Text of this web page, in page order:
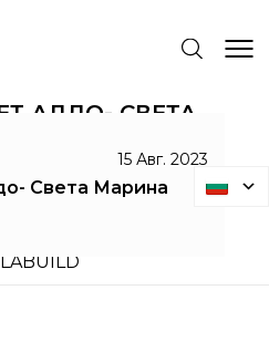
АЛДО- СВЕТА
Алдо- Света Марина
15 Авг. 2023
Света Марина